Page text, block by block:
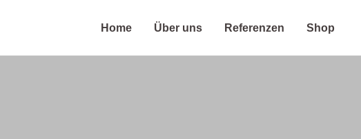
Home Über uns Referenzen Shop